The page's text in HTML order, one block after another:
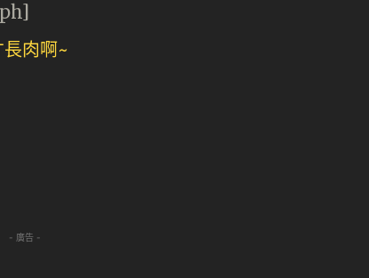
- 廣告 -